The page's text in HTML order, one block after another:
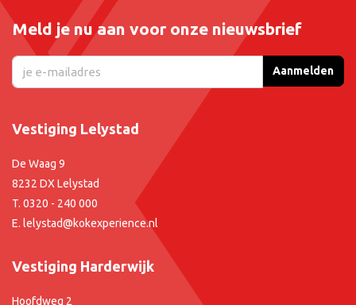
Meld je nu aan voor onze nieuwsbrief
Aanmelden
Vestiging Lelystad
De Waag 9
8232 DX Lelystad
T. 0320 - 240 000
E. lelystad@kokexperience.nl
Vestiging Harderwijk
Hoofdweg 2